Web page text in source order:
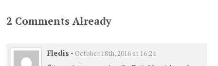
2 Comments Already
Fledis - October 18th, 2016 at 16:24